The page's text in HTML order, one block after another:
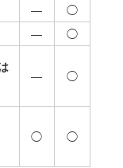
―
◯
―
◯
― ◯
◯ ◯